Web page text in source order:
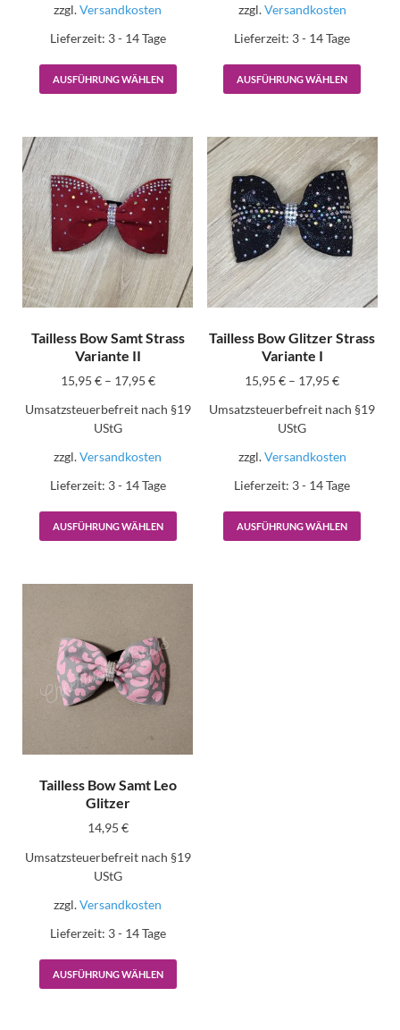
zzgl.Versandkosten
Lieferzeit: 3 - 14 Tage
AUSFÜHRUNG WÄHLEN
zzgl.Versandkosten
Lieferzeit: 3 - 14 Tage
AUSFÜHRUNG WÄHLEN
Tailless Bow Samt Strass
Variante II
15,95 €– 17,95 €
Umsatzsteuerbefreit nach §19
UStG
zzgl.Versandkosten
Lieferzeit: 3 - 14 Tage
AUSFÜHRUNG WÄHLEN
Tailless Bow Glitzer Strass
Variante I
15,95€ – 17,95€
Umsatzsteuerbefreit nach §19
UStG
zzgl.Versandkosten
Lieferzeit: 3 - 14 Tage
AUSFÜHRUNG WÄHLEN
Tailless Bow Samt Leo
Glitzer
14,95 €
Umsatzsteuerbefreit nach §19
UStG
zzgl.Versandkosten
Lieferzeit: 3 - 14 Tage
AUSFÜHRUNG WÄHLEN